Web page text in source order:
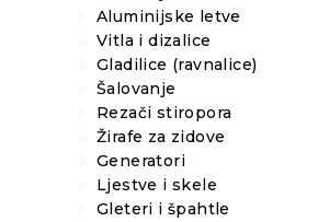
Aluminijske letve
Vitla i dizalice
Gladilice (ravnalice)
Šalovanje
Rezači stiropora
Žirafe za zidove
Generatori
Ljestve i skele
Gleteri i špahtle